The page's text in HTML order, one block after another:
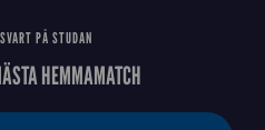
PÅ STUDAN
HEMMAMATCH